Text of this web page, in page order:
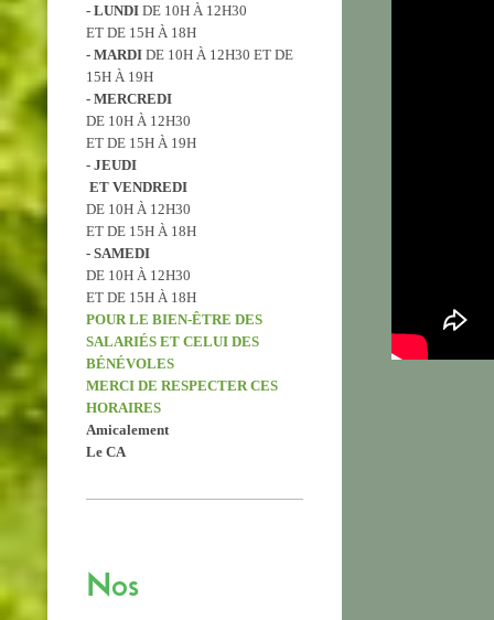
- LUNDIDE 10H À 12H30
ET DE 15H À 18H
- MARDIDE 10H À 12H30 ET DE
15H À 19H
- MERCREDI
DE 10H À 12H30
ET DE 15H À 19H
​- JEUDI
ET VENDREDI
DE 10H À 12H30
ET DE 15H À 18H
- SAMEDI
DE 10H À 12H30
ET DE 15H À 18H
POUR LE BIEN-ÊTRE DES
SALARIÉS ET CELUI DES
BÉNÉVOLES
MERCI DE RESPECTER CES
HORAIRES
Amicalement
Le CA
Nos